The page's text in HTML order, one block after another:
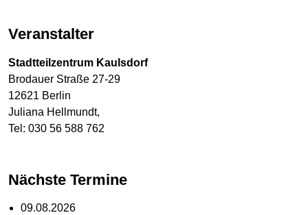
Veranstalter
Stadtteilzentrum Kaulsdorf
Brodauer Straße 27-29
12621 Berlin
Juliana Hellmundt,
Tel: 030 56 588 762
Nächste Termine
09.08.2026